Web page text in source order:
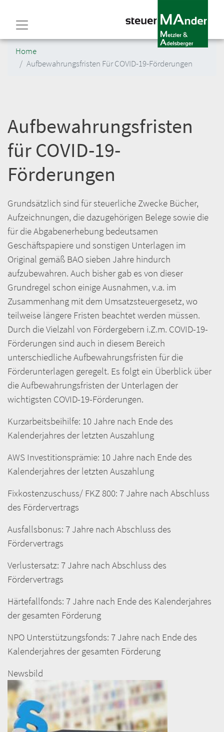
zum
Home
Aufbewahrungsfristen Für COVID-19-Förderungen
Aufbewahrungsfristen
für COVID-19-
Förderungen
Grundsätzlich sind für steuerliche Zwecke Bücher,
Aufzeichnungen, die dazugehörigen Belege sowie die
für die Abgabenerhebung bedeutsamen
Geschäftspapiere und sonstigen Unterlagen im
Original gemäß BAO sieben Jahre hindurch
aufzubewahren. Auch bisher gab es von dieser
Grundregel schon einige Ausnahmen, v.a. im
Zusammenhang mit dem Umsatzsteuergesetz, wo
teilweise längere Fristen beachtet werden müssen.
Durch die Vielzahl von Fördergebern i.Z.m. COVID-19-
Förderungen sind auch in diesem Bereich
unterschiedliche Aufbewahrungsfristen für die
Förderunterlagen geregelt. Es folgt ein Überblick über
die Aufbewahrungsfristen der Unterlagen der
wichtigsten COVID-19-Förderungen.
Kurzarbeitsbeihilfe: 10 Jahre nach Ende des
Kalenderjahres der letzten Auszahlung
AWS Investitionsprämie: 10 Jahre nach Ende des
Kalenderjahres der letzten Auszahlung
Fixkostenzuschuss/ FKZ 800: 7 Jahre nach Abschluss
des Fördervertrags
Ausfallsbonus: 7 Jahre nach Abschluss des
Fördervertrags
Verlustersatz: 7 Jahre nach Abschluss des
Fördervertrags
Härtefallfonds: 7 Jahre nach Ende des Kalenderjahres
der gesamten Förderung
NPO Unterstützungsfonds: 7 Jahre nach Ende des
Kalenderjahres der gesamten Förderung
Newsbild